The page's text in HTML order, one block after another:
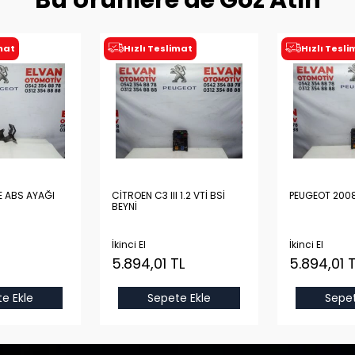
ABS AYAĞI
Ekle
Hızlı Teslimat
CİTROEN C3 III 1.2 VTİ BSİ
BEYNİ
İkinci El
5.894,01 TL
Sepete Ekle
Hızlı
PEUGEOT
İkinci El
5.894,01